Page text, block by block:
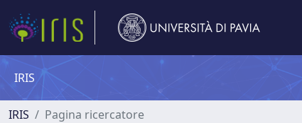
IRIS
IRIS Pagina ricercatore